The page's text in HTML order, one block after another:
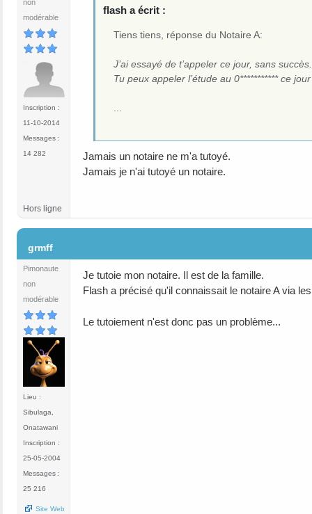
non
modérable
Inscription :
11-10-2014
Messages :
14 282
flash a écrit :
Tiens tiens, réponse du Notaire A:
J’ai essayé de t’appeler ce jour, sans succès.
Tu peux appeler l’étude au 0*********** ce
Jamais un notaire ne m'a tutoyé.
Jamais je n'ai tutoyé un notaire.
Hors ligne
grmff
Pimonaute
non
modérable
Lieu :
Sibulaga,
Onatawani
Inscription :
25-05-2004
Messages :
25 216
Site Web
Je tutoie mon notaire. Il est de la famille.
Flash a précisé qu'il connaissait le notaire A via
Le tutoiement n'est donc pas un problème...